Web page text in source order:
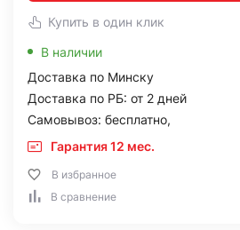
Купить в один клик
В наличии
Доставка по Минску
Доставка по РБ: от 2 дней
Самовывоз: бесплатно,
Гарантия 12 мес.
В избранное
В сравнение